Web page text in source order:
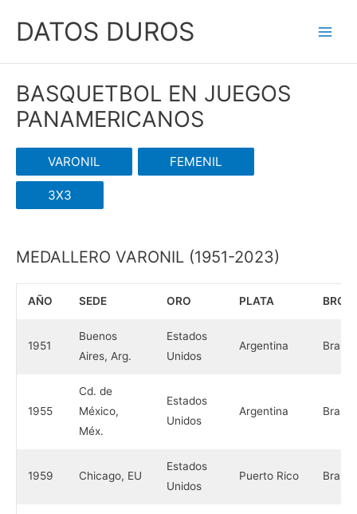
DATOS DUROS
BASQUETBOL EN JUEGOS
PANAMERICANOS
VARONIL FEMENIL
3X3
MEDALLERO VARONIL (1951-2023)
AÑO SEDE ORO PLATA
1951
Buenos
Aires, Arg.
Estados
Unidos
Argentina Brasil
1955
Cd. de
México,
Méx.
Estados
Unidos
Argentina Brasil
1959 Chicago, EU
Estados
Unidos
Puerto Rico Brasil